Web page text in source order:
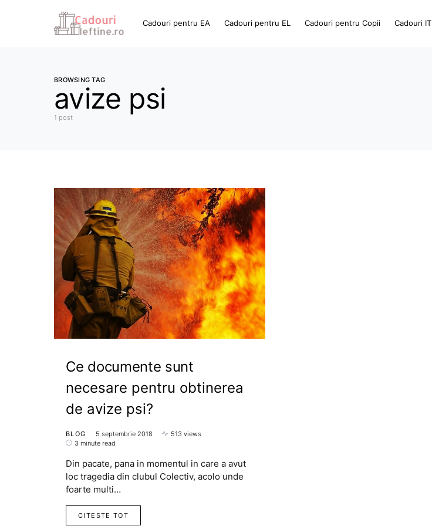
Cadouri pentru EA Cadouri pentru EL Cadouri pentru Copii Cadouri IT
BROWSING TAG
avize psi
1 post
Ce documente sunt
necesare pentru obtinerea
de avize psi?
BLOG 5 septembrie 2018
513 views
3 minute read
Din pacate, pana in momentul in care a avut
loc tragedia din clubul Colectiv, acolo unde
foarte multi…
CITESTE TOT